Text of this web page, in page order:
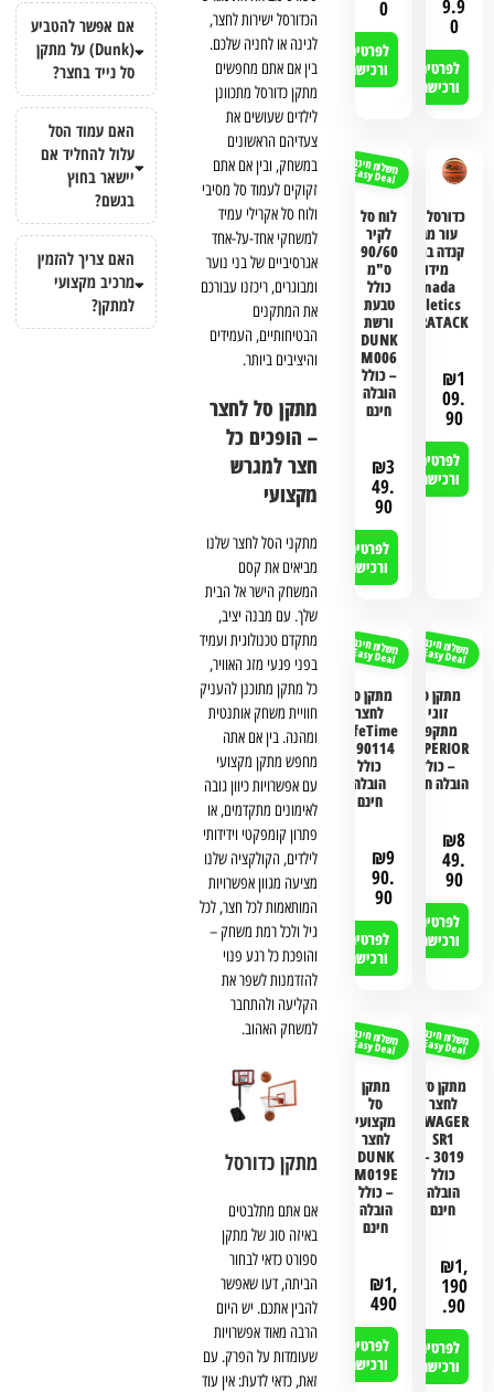
9.9
0
לפרטים
ורכישה
0
לפרטים
ורכישה
כדורסל דמוי
עור מבית
קנדה במגוון
מידות
Canada
Athletics
ULTRATACK
₪1
09.
90
לפרטים
ורכישה
משלוח חינם
Easy Deal
לוח סל
לקיר
90/60
ס"מ
כולל
טבעת
ורשת
DUNK
M006
– כולל
הובלה
חינם
₪3
49.
90
לפרטים
ורכישה
משלוח חינם
Easy Deal
מתקן סל
זוגי
מתקפל
SUPERIOR
– כולל
הובלה חינם
₪8
49.
90
לפרטים
ורכישה
משלוח חינם
Easy Deal
מתקן סל
לחצר
LifeTime
כולל
הובלה
חינם
₪9
90.
90
לפרטים
ורכישה
משלוח חינם
Easy Deal
מתקן סל
לחצר
SWAGER
SR1
3019 –
כולל
הובלה
חינם
₪1,
190
.90
לפרטים
ורכישה
משלוח חינם
Easy Deal
מתקן
סל
מקצועי
לחצר
DUNK
M019E
– כולל
הובלה
חינם
₪1,
490
לפרטים
ורכישה
הכדורסל ישירות לחצר,
לגינה או לחניה שלכם.
בין אם אתם מחפשים
מתקן כדורסל מתכוונן
לילדים שעושים את
צעדיהם הראשונים
במשחק, ובין אם אתם
זקוקים לעמוד סל מסיבי
ולוח סל אקרילי עמיד
למשחקי אחד-על-אחד
אגרסיביים של בני נוער
ומבוגרים, ריכזנו עבורכם
את המתקנים
הבטיחותיים, העמידים
והיציבים ביותר.
מתקן סל לחצר
– הופכים כל
חצר למגרש
מקצועי
מתקני הסל לחצר שלנו
מביאים את קסם
המשחק הישר אל הבית
שלך. עם מבנה יציב,
מתקדם טכנולוגית ועמיד
בפני פגעי מזג האוויר,
כל מתקן מתוכנן להעניק
חוויית משחק אותנטית
ומהנה. בין אם אתה
מחפש מתקן מקצועי
עם אפשרויות כיוון גובה
לאימונים מתקדמים, או
פתרון קומפקטי וידידותי
לילדים, הקולקציה שלנו
מציעה מגוון אפשרויות
המותאמות לכל חצר, לכל
גיל ולכל רמת משחק –
והופכת כל רגע פנוי
להזדמנות לשפר את
הקליעה ולהתחבר
למשחק האהוב.
מתקן כדורסל
אם אתם מתלבטים
באיזה סוג של מתקן
ספורט כדאי לבחור
הביתה, דעו שאפשר
להבין אתכם. יש היום
הרבה מאוד אפשרויות
שעומדות על הפרק. עם
זאת, כדאי לדעת: אין עוד
אם אפשר להטביע
(Dunk) על מתקן
סל נייד בחצר?
האם עמוד הסל
עלול להחליד אם
יישאר בחוץ
בגשם?
האם צריך להזמין
מרכיב מקצועי
למתקן?